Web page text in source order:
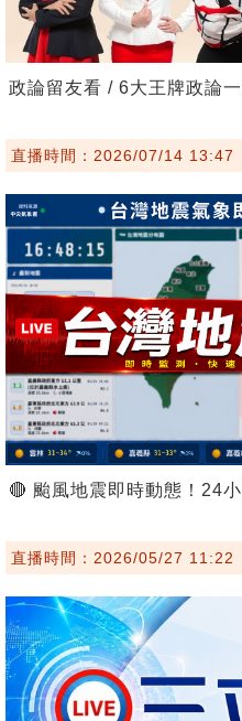
政論留友看 / 6大王牌政論
直播時間：2026/07/14 13:47
🔴 颱風地震即時動態！24
直播時間：2026/05/27 11:22